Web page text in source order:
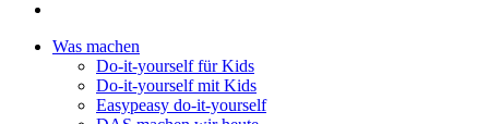
Was machen
Do-it-yourself für Kids
Do-it-yourself mit Kids
Easypeasy do-it-yourself